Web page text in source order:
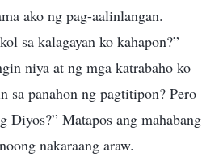
ako ng pag-aalinlangan.
sa kalagayan ko kahapon?”
niya at ng mga katrabaho ko
sa panahon ng pagtitipon? Pero
Matapos ang mahabang
nakaraang araw.